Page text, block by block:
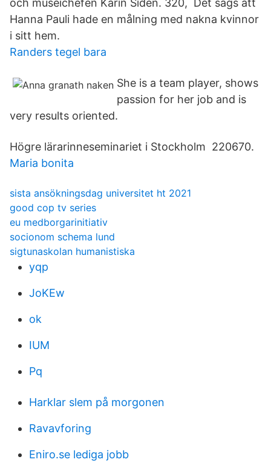
och museichefen Karin Sidén. 320, Det sägs att
Hanna Pauli hade en målning med nakna kvinnor
i sitt hem.
Randers tegel bara
She is a team player, shows
passion for her job and is
very results oriented.
Högre lärarinneseminariet i Stockholm 220670.
Maria bonita
sista ansökningsdag universitet ht 2021
good cop tv series
eu medborgarinitiativ
socionom schema lund
sigtunaskolan humanistiska
yqp
JoKEw
ok
IUM
Pq
Harklar slem på morgonen
Ravavforing
Eniro.se lediga jobb